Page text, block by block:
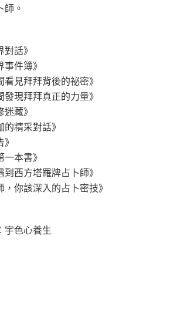
。
話》
件簿》
見拜拜背後的祕密》
現拜拜真正的力量》
藏》
精采對話》
本書》
西方塔羅牌占卜師》
你該深入的占卜密技》
宇色心養生